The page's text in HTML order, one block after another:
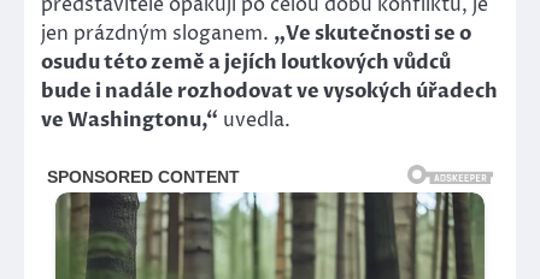
představitelé opakují po celou dobu konfliktu, je
jen prázdným sloganem. „Ve skutečnosti se o
osudu této země a jejích loutkových vůdců
bude i nadále rozhodovat ve vysokých úřadech
ve Washingtonu,“ uvedla.